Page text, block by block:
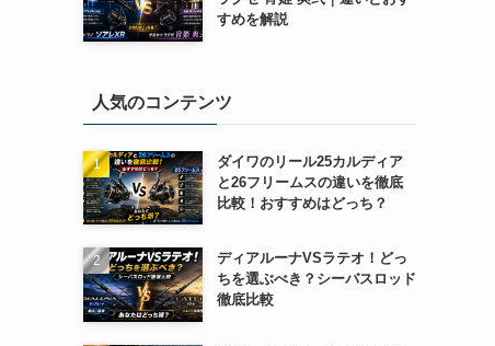
すめを解説
人気のコンテンツ
ダイワのリール25カルディア
と26フリームスの違いを徹底
比較！おすすめはどっち？
ディアルーナVSラテオ！どっ
ちを選ぶべき？シーバスロッド
徹底比較